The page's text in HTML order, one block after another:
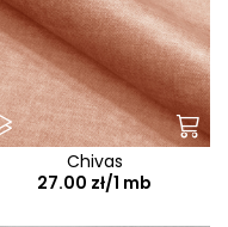
Chivas
27.00 zł/1 mb